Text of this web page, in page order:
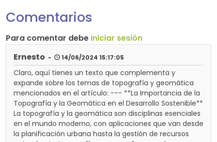
Comentarios
Para comentar debe iniciar sesión
Ernesto - 14/06/2024 15:17:05
Claro, aquí tienes un texto que complementa y
expande sobre los temas de topografía y geomática
mencionados en el artículo: --- **La Importancia de la
Topografía y la Geomática en el Desarrollo Sostenible**
La topografía y la geomática son disciplinas esenciales
en el mundo moderno, con aplicaciones que van desde
la planificación urbana hasta la gestión de recursos